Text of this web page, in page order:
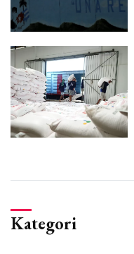
Kategori